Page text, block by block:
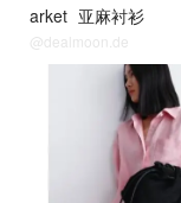
arket 亚麻衬衫
@dealmoon.de